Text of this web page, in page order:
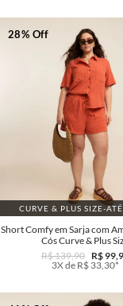
CURVE & PLUS SIZE-
28% Off
Short Comfy em Sarja com
Cós Curve & Plus
R$ 139,90 R$
3X de R$ 33,30*